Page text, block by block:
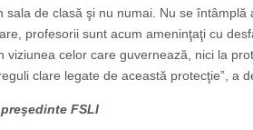
sala de clasă şi nu numai. Nu se
profesorii sunt acum ameninţaţi cu
viziunea celor care guvernează, nici la
clare legate de această protecţie”, a
FSLI